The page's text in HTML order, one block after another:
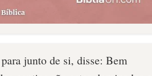
junto de si, disse: Bem